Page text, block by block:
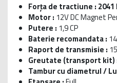
Forța de tractiune : 2041
Motor : 12V DC Magnet
Putere : 1,9 CP
Baterie recomandata :
Raport de transmisie :
Greutate (transport kit)
Tambur cu diametrul /